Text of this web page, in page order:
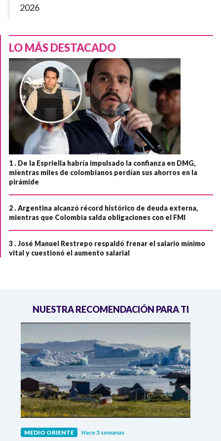
2026
LO MÁS DESTACADO
1 . De la Espriella habría impulsado la confianza en DMG,
mientras miles de colombianos perdían sus ahorros en la
pirámide
2 .Argentina alcanzó récord histórico de deuda externa,
mientras que Colombia salda obligaciones con el FMI
3 .José Manuel Restrepo respaldó frenar el salario mínimo
vital y cuestionó el aumento salarial
NUESTRA RECOMENDACIÓN PARA TI
MEDIO ORIENTE Hace 3 semanas